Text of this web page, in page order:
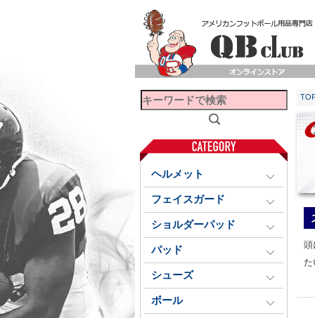
ヘルメット
フェイスガード
ショルダーパッド
パッド
シューズ
ボール
頭